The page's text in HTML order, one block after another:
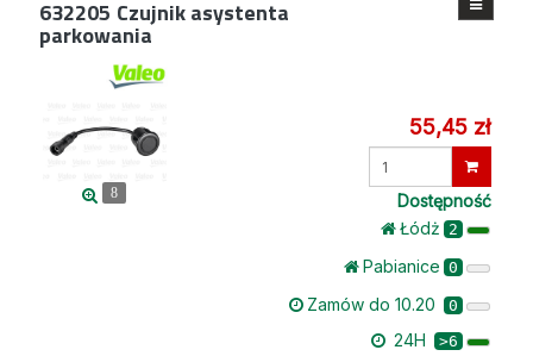
632205 Czujnik asystenta
parkowania
8
55,45 zł
Dostępność
Łódż 2
Pabianice 0
Zamów do 10.20 0
24H >6